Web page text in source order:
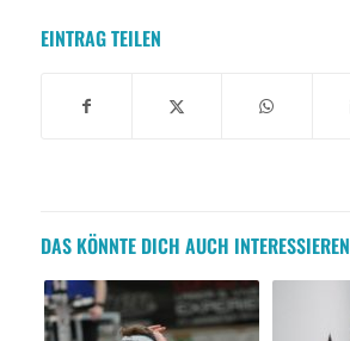
EINTRAG TEILEN
DAS KÖNNTE DICH AUCH INTERESSIEREN